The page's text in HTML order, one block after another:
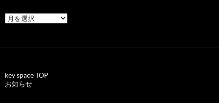
archives
key space TOP
お知らせ